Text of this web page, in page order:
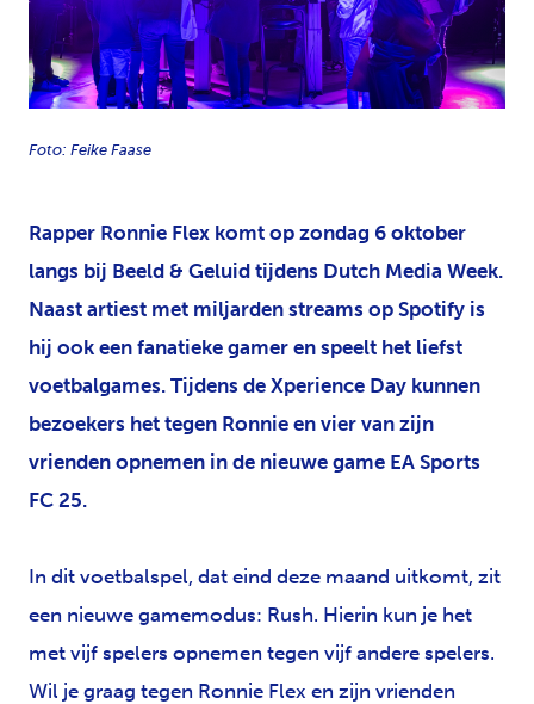
JPG
Foto: Feike Faase
Rapper Ronnie Flex komt op zondag 6 oktober
langs bij Beeld & Geluid tijdens Dutch Media Week.
Naast artiest met miljarden streams op Spotify is
hij ook een fanatieke gamer en speelt het liefst
voetbalgames. Tijdens de Xperience Day kunnen
bezoekers het tegen Ronnie en vier van zijn
vrienden opnemen in de nieuwe game EA Sports
FC 25.
In dit voetbalspel, dat eind deze maand uitkomt, zit
een nieuwe gamemodus: Rush. Hierin kun je het
met vijf spelers opnemen tegen vijf andere spelers.
Wil je graag tegen Ronnie Flex en zijn vrienden